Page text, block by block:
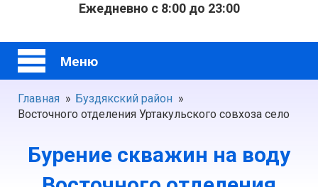
Ежедневно с 8:00 до 23:00
Меню
Главная » Буздякский район »
Восточного отделения Уртакульского совхоза село
Бурение скважин на воду